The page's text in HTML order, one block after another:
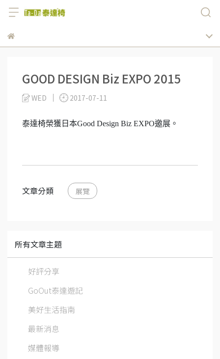
GOOD DESIGN Biz EXPO 2015
WED 2017-07-11
泰達椅榮獲日本Good Design Biz EXPO邀展。
文章分類 展覽
所有文章主題
好評分享
GoOut泰達遊記
美好生活指南
最新消息
媒體報導